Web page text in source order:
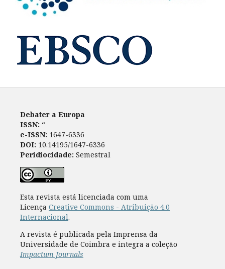
Debater a Europa
ISSN: “
e-ISSN: 1647-6336
DOI: 10.14195/1647-6336
Peridiocidade: Semestral
Esta revista está licenciada com uma
Licença Creative Commons - Atribuição 4.0
Internacional.
A revista é publicada pela Imprensa da
Universidade de Coimbra e integra a coleção
Impactum Journals